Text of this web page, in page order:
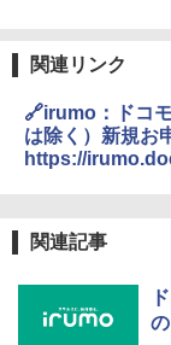
関連リンク
🔗irumo：ドコ
は除く）新規お
https://
関連記事